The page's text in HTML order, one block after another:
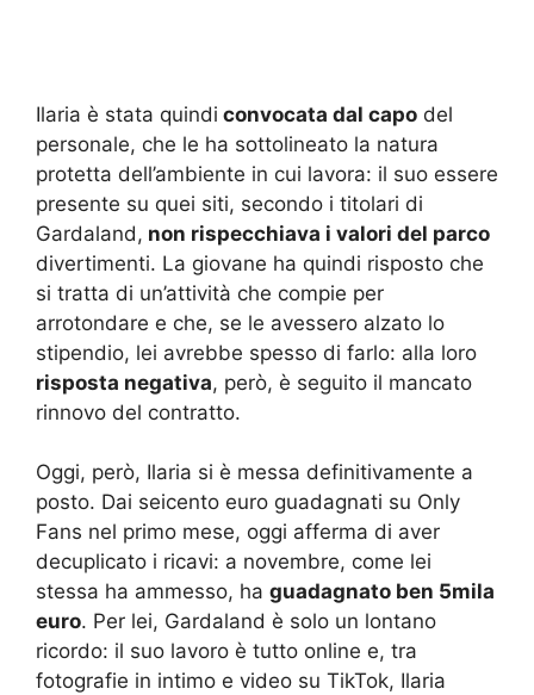
Ilaria è stata quindi convocata dal capo del
personale, che le ha sottolineato la natura
protetta dell’ambiente in cui lavora: il suo essere
presente su quei siti, secondo i titolari di
Gardaland, non rispecchiava i valori del parco
divertimenti. La giovane ha quindi risposto che
si tratta di un’attività che compie per
arrotondare e che, se le avessero alzato lo
stipendio, lei avrebbe spesso di farlo: alla loro
risposta negativa, però, è seguito il mancato
rinnovo del contratto.
Oggi, però, Ilaria si è messa definitivamente a
posto. Dai seicento euro guadagnati su Only
Fans nel primo mese, oggi afferma di aver
decuplicato i ricavi: a novembre, come lei
stessa ha ammesso, ha guadagnato ben 5mila
euro. Per lei, Gardaland è solo un lontano
ricordo: il suo lavoro è tutto online e, tra
fotografie in intimo e video su TikTok, Ilaria